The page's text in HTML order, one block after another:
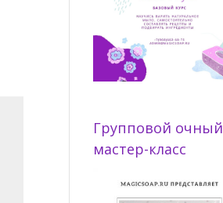
Групповой очный
мастер-класс